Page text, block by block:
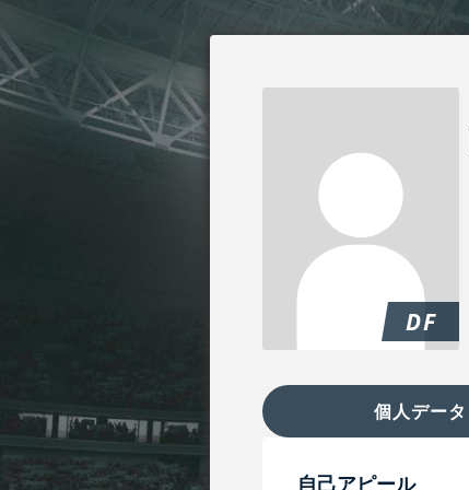
DF
個人データ
自己アピール